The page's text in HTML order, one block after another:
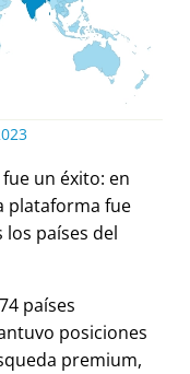
un éxito: en
plataforma fue
países del
países
posiciones
premium,